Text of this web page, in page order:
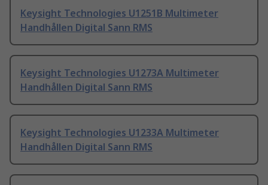
Keysight Technologies U1251B Multimeter
Handhållen Digital Sann RMS
Keysight Technologies U1273A Multimeter
Handhållen Digital Sann RMS
Keysight Technologies U1233A Multimeter
Handhållen Digital Sann RMS